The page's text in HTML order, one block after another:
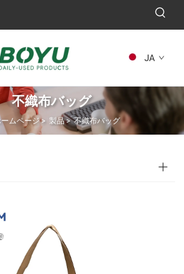
JA
不織布バッグ
ームページ> 製品>不織布バッグ